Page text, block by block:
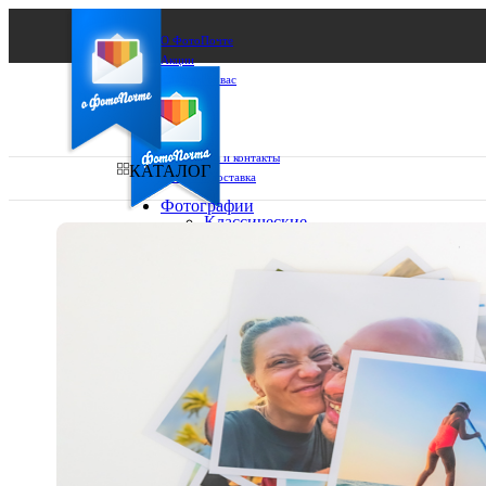
О ФотоПочте
Акции
Сделаем за вас
Бизнесу
FAQ
Франшиза
Поддержка и контакты
Оплата и доставка
Выберите из списка:
КАТАЛОГ
Фотографии
Классические
10х15
15х15
15х20
20х20
20х30
30х30
30х40
Фото
в